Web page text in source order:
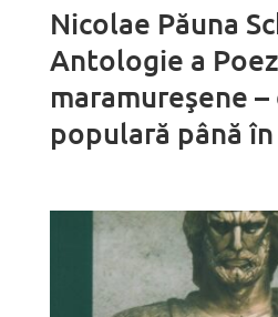
Nicolae Păuna
Antologie a
maramureşene
populară până